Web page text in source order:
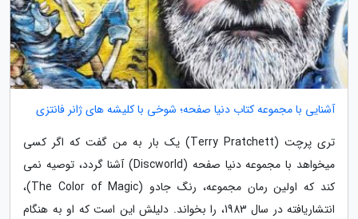
آشنایی با مجموعه کتاب دنیا صفحه؛ شوخی با کلیشه های ژانر فانتزی
تری پرچت (Terry Pratchett) یک بار به من گفت که اگر کسی
میخواهد با مجموعه دنیا صفحه (Discworld) آشنا گردد، توصیه نمی
کند که اولین رمان مجموعه، رنگ جادو (The Color of Magic)،
انتشاریافته در سال 1983، را بخواند. دلیلش این است که او به هنگام